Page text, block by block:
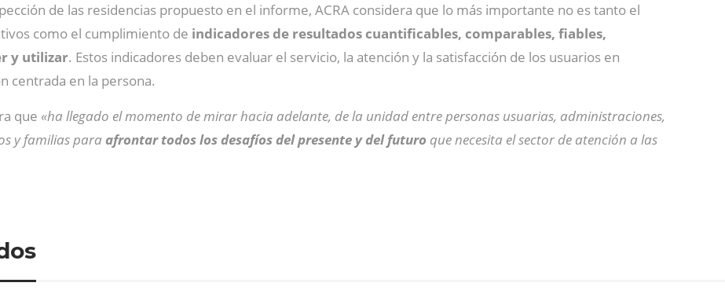
de las residencias propuesto en el informe, ACRA considera que lo más importante no es tanto el
como el cumplimiento de indicadores de resultados cuantificables, comparables, fiables,
y utilizar. Estos indicadores deben evaluar el servicio, la atención y la satisfacción de los usuarios en
centrada en la persona.
que «ha llegado el momento de mirar hacia adelante, de la unidad entre personas usuarias, administraciones,
y familias para afrontar todos los desafíos del presente y del futuro que necesita el sector de atención a las